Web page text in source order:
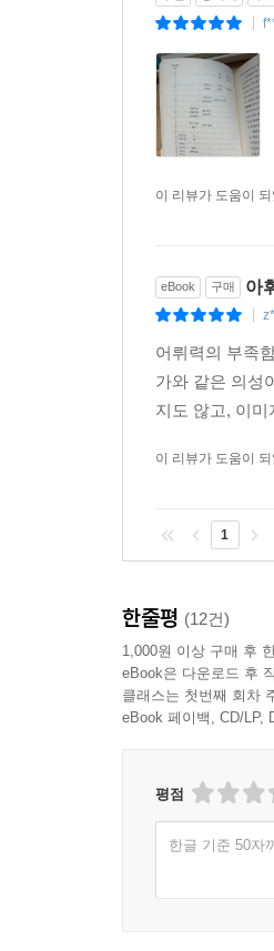
이 리뷰가 도움이
eBook 구매 아
어뤼력의 부족
가와 같은 의성
지도 않고, 이
이 리뷰가 도움이
1
한줄평 (12건)
1,000원 이상 구매 후
eBook은 다운로드 후
클래스는 첫번째 회차
eBook 페이백, CD/LP,
평점
한글 기준 50자